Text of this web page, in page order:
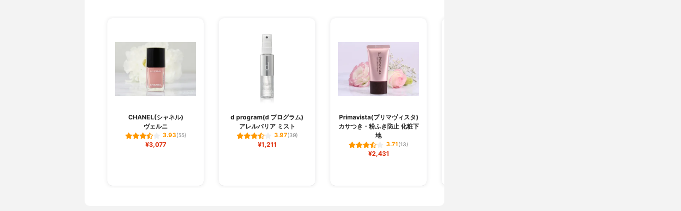
CHANEL(シャネル)
ヴェルニ
3.93(55)
¥3,077
d program(d プログラム)
アレルバリア ミスト
3.97(39)
¥1,211
Primavista(プリマヴィスタ)
カサつき・粉ふき防止 化粧下
地
3.71(13)
¥2,431